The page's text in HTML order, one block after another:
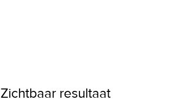
Zichtbaar resultaat